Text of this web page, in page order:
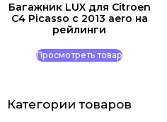
Категории товаров
Багажник LUX для Citroen
C4 Picasso с 2013 aero на
рейлинги
Просмотреть товар